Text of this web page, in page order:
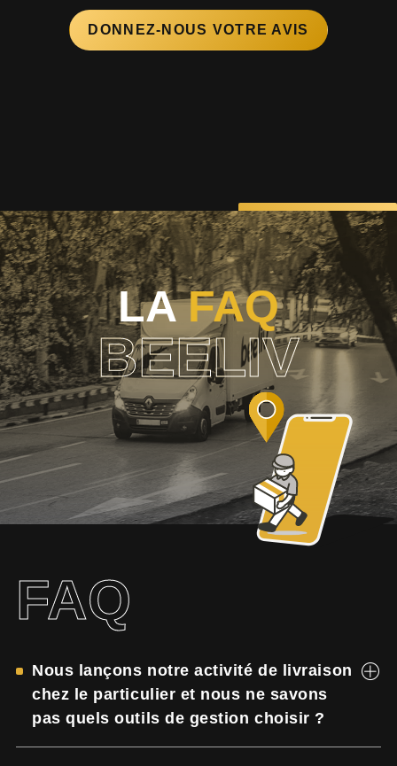
DONNEZ-NOUS VOTRE AVIS
FAQ
Nous lançons notre activité de livraison
chez le particulier et nous ne savons
pas quels outils de gestion choisir ?
LAFAQ
BEELIV